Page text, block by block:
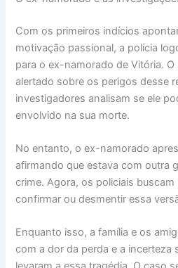
Com os primeiros indícios
motivação passional, a polícia
para o ex-namorado de Vitória. O
alertado sobre os perigos desse
investigadores analisam se ele
envolvido na sua morte.
No entanto, o ex-namorado
afirmando que estava com outra
crime. Agora, os policiais
confirmar ou desmentir essa
Enquanto isso, a família e os
com a dor da perda e a incerteza